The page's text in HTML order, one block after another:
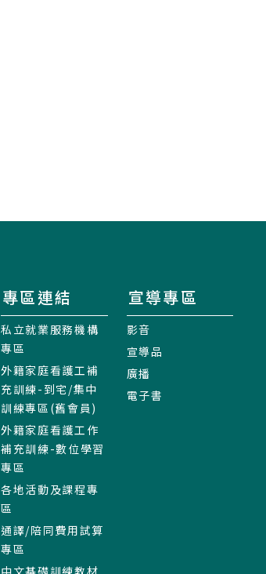
專區連結
私立就業服務機構
專區
外籍家庭看護工補
充訓練-到宅/集中
訓練專區(舊會員)
外籍家庭看護工作
補充訓練-數位學習
專區
各地活動及課程專
區
通譯/陪同費用試算
專區
中文基礎訓練教材
宣導專區
影音
宣導品
廣播
電子書